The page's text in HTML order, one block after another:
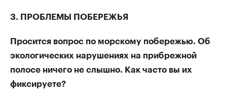
3. ПРОБЛЕМЫ ПОБЕРЕЖЬЯ
Просится вопрос по морскому побережью. Об
экологических нарушениях на прибрежной
полосе ничего не слышно. Как часто вы их
фиксируете?